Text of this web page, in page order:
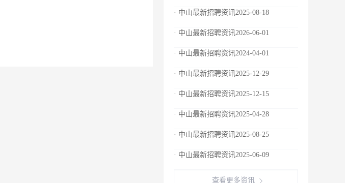
· 中山最新招聘资讯2025-08-18
· 中山最新招聘资讯2026-06-01
· 中山最新招聘资讯2024-04-01
· 中山最新招聘资讯2025-12-29
· 中山最新招聘资讯2025-12-15
· 中山最新招聘资讯2025-04-28
· 中山最新招聘资讯2025-08-25
· 中山最新招聘资讯2025-06-09
查看更多资讯